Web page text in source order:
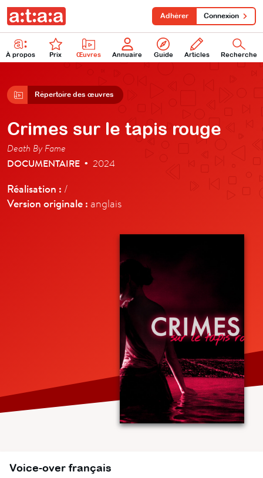
À propos Prix Œuvres Annuaire Guide Articles Recherche
Adhérer Connexion
Répertoire des œuvres
Crimes sur le tapis rouge
Death By Fame
DOCUMENTAIRE • 2024
Réalisation : /
Version originale : anglais
Voice-over français